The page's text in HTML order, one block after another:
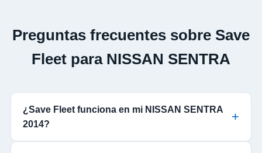
Preguntas frecuentes sobre Save
Fleet para NISSAN SENTRA
¿Save Fleet funciona en mi NISSAN SENTRA
2014?